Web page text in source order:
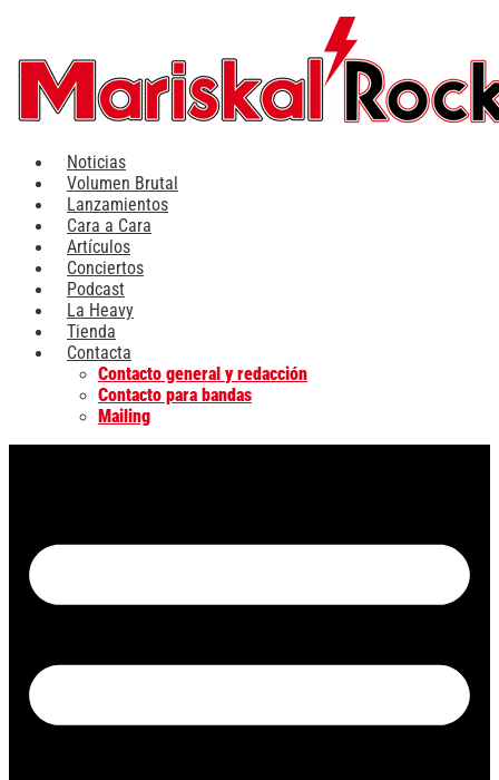
contenido
Noticias
Volumen Brutal
Lanzamientos
Cara a Cara
Artículos
Conciertos
Podcast
La Heavy
Tienda
Contacta
Contacto general y redacción
Contacto para bandas
Mailing